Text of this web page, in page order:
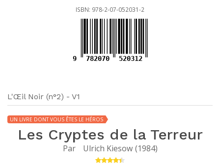
ISBN: 978-2-07-052031-2
9 782070 520312
L'Œil Noir (n°2) - V1
UN LIVRE DONT VOUS ÊTES LE HÉROS
Les Cryptes de la Terreur
Par Ulrich Kiesow (1984)